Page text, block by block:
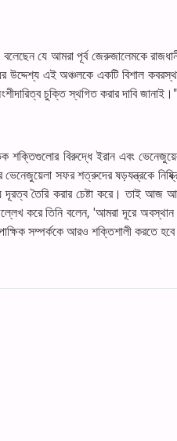
যে আমরা পূর্ব জেরুজালেমকে
উদ্দেশ্য এই অঞ্চলকে একটি বিশাল
চুক্তি স্থগিত করার দাবি জানাই।"
শক্তিগুলোর বিরুদ্ধে ইরান এবং
ভেনেজুয়েলা সফর শত্রুদের ষড়যন্ত্রকে
তৈরি করার চেষ্টা করে। তাই আজ
করে তিনি বলেন, 'আমরা দূরে
সম্পর্ককে আরও শক্তিশালী করতে হবে